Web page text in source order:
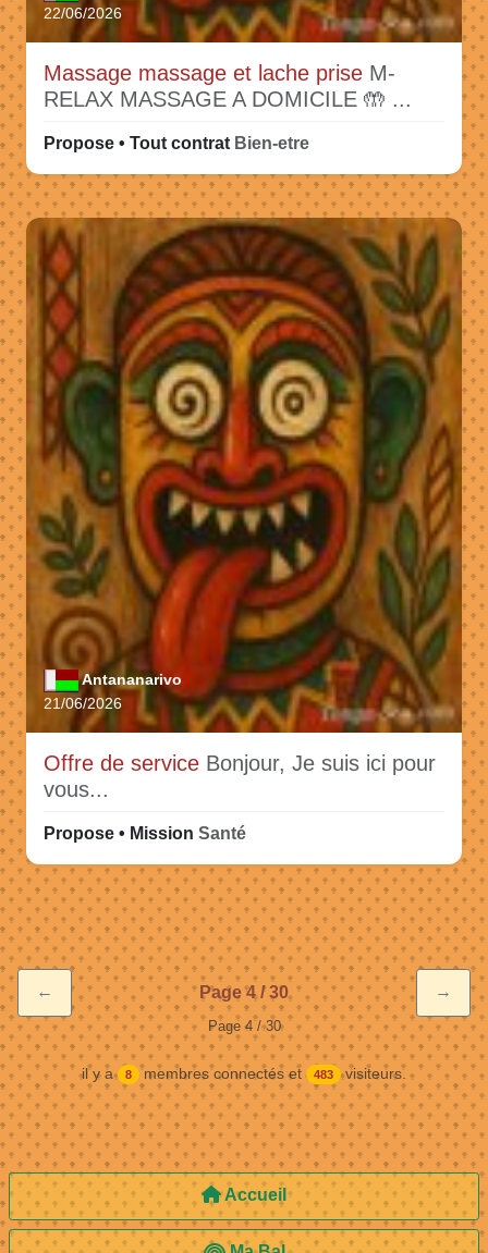
22/06/2026
Massage massage et lache prise M-
RELAX MASSAGE A DOMICILE 🤲 ...
Propose • Tout contrat Bien-etre
Antananarivo
21/06/2026
Offre de service Bonjour, Je suis ici pour
vous...
Propose • Mission Santé
← Page 4 / 30 →
Page 4 / 30
il y a 8 membres connectés et 483 visiteurs.
Accueil